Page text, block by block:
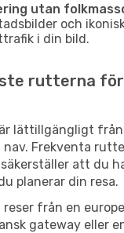
utan
och
i din bild.
rutterna
lättillgängligt
Frekventa
att du
planerar din resa.
reser från en
gateway eller